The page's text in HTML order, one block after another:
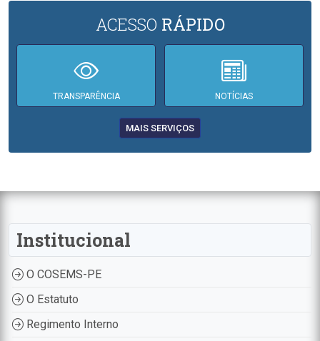
ACESSO RÁPIDO
TRANSPARÊNCIA NOTÍCIAS
MAIS SERVIÇOS
Institucional
O COSEMS-PE
O Estatuto
Regimento Interno